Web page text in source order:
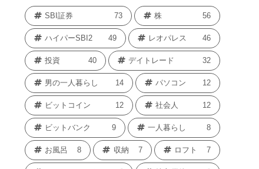
SBI証券 73 株 56
ハイパーSBI2 49 レオパレス 46
投資 40 デイトレード 32
男の一人暮らし 14 パソコン 12
ビットコイン 12 社会人 12
ビットバンク 9 一人暮らし 8
お風呂 8 収納 7 ロフト 7